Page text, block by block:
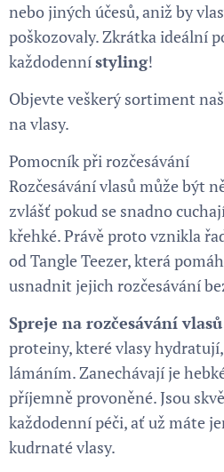
nebo jiných účesů, aniž by
poškozovaly. Zkrátka ideální
každodennístyling!
Objevte veškerý sortiment
na vlasy.
Pomocník při rozčesávání
Rozčesávání vlasů může být
zvlášť pokud se snadno
křehké. Právě proto vznikla
od Tangle Teezer, která
usnadnit jejich rozčesávání
Spreje na rozčesávání vlasů
proteiny, které vlasy
lámáním. Zanechávají je
příjemně provoněné. Jsou
každodenní péči, ať už máte
kudrnaté vlasy.